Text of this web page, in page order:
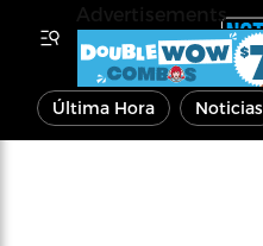
Última Hora Noticias
Advertisements